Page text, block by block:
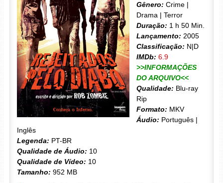
Gênero: Crime |
Drama | Terror
Duração: 1 h 50 Min.
Lançamento: 2005
Classificação: N|D
IMDb: 6.9
>>INFORMAÇÕES
DO ARQUIVO<<
Qualidade: Blu-ray
Rip
Formato: MKV
Áudio: Português |
Inglês
Legenda: PT-BR
Qualidade de Áudio: 10
Qualidade de Vídeo: 10
Tamanho: 952 MB